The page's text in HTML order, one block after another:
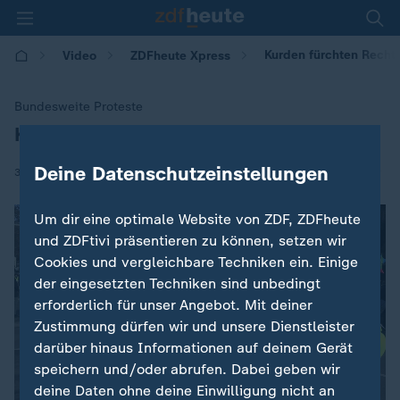
Video ZDFheute Xpress Kurden fürchten
Bundesweite Proteste
:Kurden fürchten Rechtsverlust
31.01.2026 | 18:11
Deine Datenschutzeinstellungen
Um dir eine optimale Website von ZDF, ZDFheute
und ZDFtivi präsentieren zu können, setzen wir
Cookies und vergleichbare Techniken ein. Einige
der eingesetzten Techniken sind unbedingt
erforderlich für unser Angebot. Mit deiner
Zustimmung dürfen wir und unsere Dienstleister
darüber hinaus Informationen auf deinem Gerät
speichern und/oder abrufen. Dabei geben wir
deine Daten ohne deine Einwilligung nicht an